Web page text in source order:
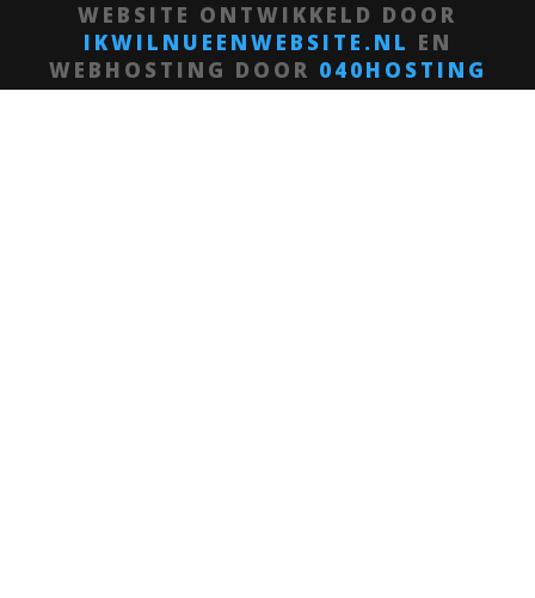
WEBSITE ONTWIKKELD DOOR
IKWILNUEENWEBSITE.NL EN
WEBHOSTING DOOR 040HOSTING